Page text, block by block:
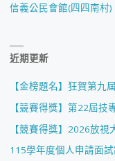
信義公民會館(四四南村)
近期更新
【金榜題名】狂賀第九
【競賽得獎】第22屆
【競賽得獎】2026放視
115學年度個人申請面